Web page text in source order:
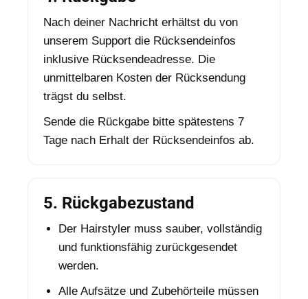
Nach deiner Nachricht erhältst du von
unserem Support die Rücksendeinfos
inklusive Rücksendeadresse. Die
unmittelbaren Kosten der Rücksendung
trägst du selbst.
Sende die Rückgabe bitte spätestens 7
Tage nach Erhalt der Rücksendeinfos ab.
5. Rückgabezustand
Der Hairstyler muss sauber, vollständig
und funktionsfähig zurückgesendet
werden.
Alle Aufsätze und Zubehörteile müssen